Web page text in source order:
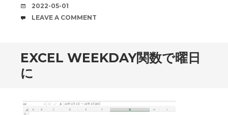
DATE
2022-05-01
COMMENTS
LEAVE A COMMENT
EXCEL WEEKDAY関数で曜日
に